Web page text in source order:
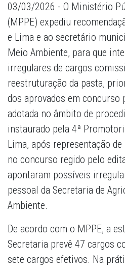
03/03/2026 - O Ministério
(MPPE) expediu
e Lima e ao secretário
Meio Ambiente, para que
irregulares de cargos
reestruturação da pasta,
dos aprovados em concurso
adotada no âmbito de
instaurado pela 4ª
Lima, após representação
no concurso regido pelo
apontaram possíveis
pessoal da Secretaria de
Ambiente.
De acordo com o MPPE, a
Secretaria prevê 47 cargos
sete cargos efetivos. Na